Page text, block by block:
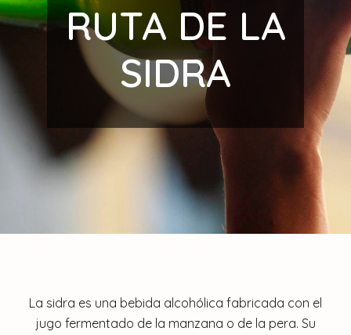
RUTA DE LA
SIDRA
La sidra es una bebida alcohólica fabricada con el
jugo fermentado de la manzana o de la pera. Su